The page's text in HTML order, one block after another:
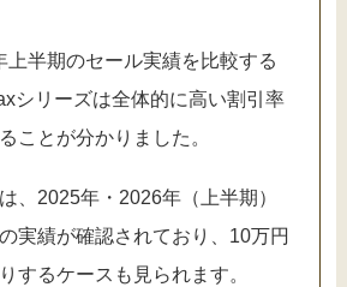
上半期のセール実績を比較する
シリーズは全体的に高い割引率
ことが分かりました。
、2025年・2026年（上半期）
実績が確認されており、10万円
するケースも見られます。